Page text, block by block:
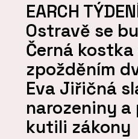
EARCH
Ostravě se
Černá kostka
zpožděním
Eva Jiřičná
narozeniny a
kutili zákony